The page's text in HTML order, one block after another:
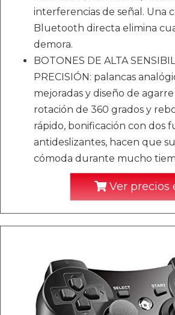
interferencias de señal. Una
Bluetooth directa elimina
demora.
BOTONES DE ALTA
PRECISIÓN: palancas
mejoradas y diseño de
rotación de 360 ​​grados y
rápido, bonificación con dos
antideslizantes, hacen que
cómoda durante mucho
Ver precios